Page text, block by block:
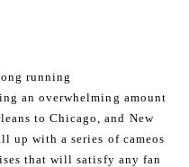
running
an overwhelming amount
to Chicago, and New
up with a series of cameos
that will satisfy any fan